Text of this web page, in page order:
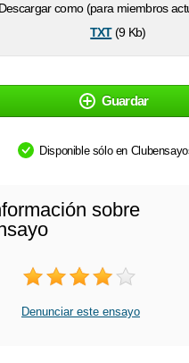
Descargar como (para miembros
txt(9 Kb)
Guardar
Disponible sólo en
sobre
Denunciar este ensayo